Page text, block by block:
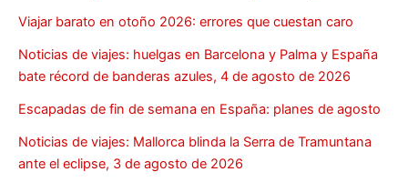
Viajar barato en otoño 2026: errores que cuestan caro
Noticias de viajes: huelgas en Barcelona y Palma y España
bate récord de banderas azules, 4 de agosto de 2026
Escapadas de fin de semana en España: planes de agosto
Noticias de viajes: Mallorca blinda la Serra de Tramuntana
ante el eclipse, 3 de agosto de 2026